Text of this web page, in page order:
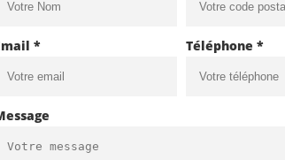
* Téléphone *